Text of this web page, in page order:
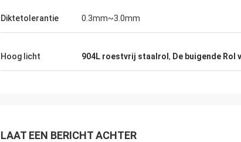
Diktetolerantie 0.3mm~3.0mm
Hoog licht 904L roestvrij staalrol , De buigende Rol
LAAT EEN BERICHT ACHTER